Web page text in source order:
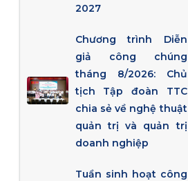
2027
Chương trình Diễn
giả công chúng
tháng 8/2026: Chủ
tịch Tập đoàn TTC
chia sẻ về nghệ thuật
quản trị và quản trị
doanh nghiệp
Tuần sinh hoạt công